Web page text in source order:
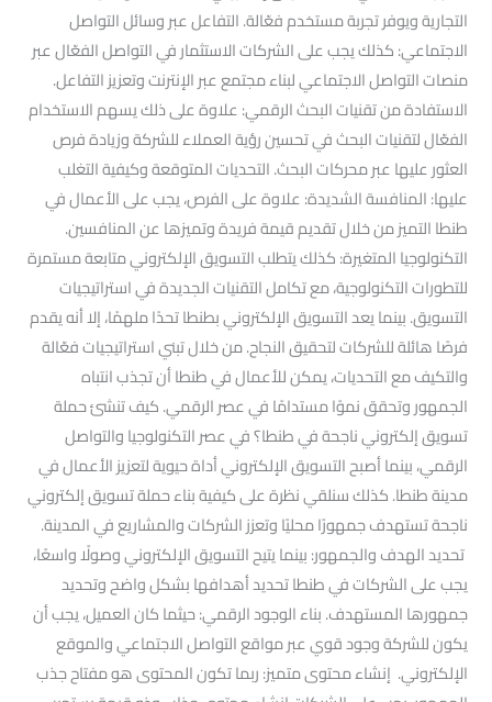
التجارية ويوفر تجربة مستخدم فعّالة. التفاعل عبر وسائل التواصل
الاجتماعي: كذلك يجب على الشركات الاستثمار في التواصل الفعّال عبر
منصات التواصل الاجتماعي لبناء مجتمع عبر الإنترنت وتعزيز التفاعل.
الاستفادة من تقنيات البحث الرقمي: علاوة على ذلك يسهم الاستخدام
الفعّال لتقنيات البحث في تحسين رؤية العملاء للشركة وزيادة فرص
العثور عليها عبر محركات البحث. التحديات المتوقعة وكيفية التغلب
عليها: المنافسة الشديدة: علاوة على الفرص، يجب على الأعمال في
طنطا التميز من خلال تقديم قيمة فريدة وتميزها عن المنافسين.
التكنولوجيا المتغيرة: كذلك يتطلب التسويق الإلكتروني متابعة مستمرة
للتطورات التكنولوجية، مع تكامل التقنيات الجديدة في استراتيجيات
التسويق. بينما يعد التسويق الإلكتروني بطنطا تحدًا ملهمًا، إلا أنه يقدم
فرصًا هائلة للشركات لتحقيق النجاح. من خلال تبني استراتيجيات فعّالة
والتكيف مع التحديات، يمكن للأعمال في طنطا أن تجذب انتباه
الجمهور وتحقق نموًا مستدامًا في عصر الرقمي. كيف تنشئ حملة
تسويق إلكتروني ناجحة في طنطا؟ في عصر التكنولوجيا والتواصل
الرقمي، بينما أصبح التسويق الإلكتروني أداة حيوية لتعزيز الأعمال في
مدينة طنطا. كذلك سنلقي نظرة على كيفية بناء حملة تسويق إلكتروني
ناجحة تستهدف جمهورًا محليًا وتعزز الشركات والمشاريع في المدينة.
تحديد الهدف والجمهور: بينما يتيح التسويق الإلكتروني وصولًا واسعًا،
يجب على الشركات في طنطا تحديد أهدافها بشكل واضح وتحديد
جمهورها المستهدف. بناء الوجود الرقمي: حيثما كان العميل، يجب أن
يكون للشركة وجود قوي عبر مواقع التواصل الاجتماعي والموقع
الإلكتروني. إنشاء محتوى متميز: ربما تكون المحتوى هو مفتاح جذب